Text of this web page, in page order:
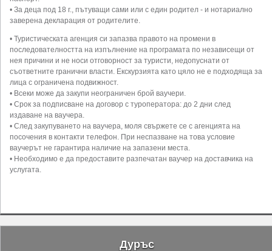
• За деца под 18 г., пътуващи сами или с един родител - и нотариално
заверена декларация от родителите.
• Туристическата агенция си запазва правото на промени в
последователността на изпълнение на програмата по независещи от
нея причини и не носи отговорност за туристи, недопуснати от
съответните гранични власти. Екскурзията като цяло не е подходяща за
лица с ограничена подвижност.
• Всеки може да закупи неограничен брой ваучери.
• Срок за подписване на договор с туроператора: до 2 дни след
издаване на ваучера.
• След закупуването на ваучера, моля свържете се с агенцията на
посочения в контакти телефон. При неспазване на това условие
ваучерът не гарантира наличие на запазени места.
• Необходимо е да предоставите разпечатан ваучер на доставчика на
услугата.
Дуръс